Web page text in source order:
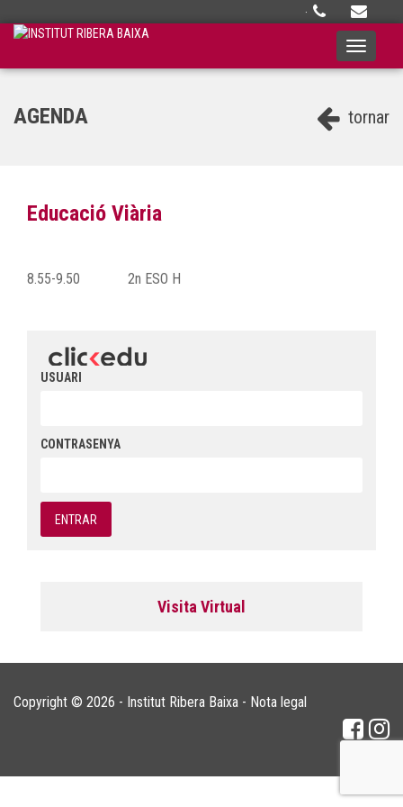
·
Toggle
tornar
AGENDA
Educació Viària
8.55-9.50 2n ESO H
USUARI
CONTRASENYA
Visita Virtual
Copyright © 2026 - Institut Ribera Baixa - Nota legal